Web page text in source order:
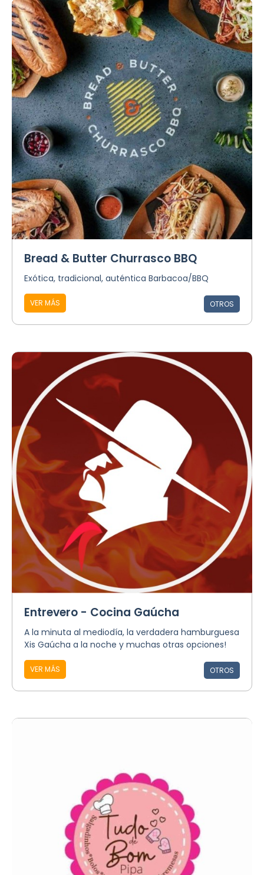
Bread & Butter Churrasco BBQ
Exótica, tradicional, auténtica Barbacoa/BBQ
VER MÁS OTROS
Entrevero - Cocina Gaúcha
A la minuta al mediodía, la verdadera hamburguesa
Xis Gaúcha a la noche y muchas otras opciones!
VER MÁS OTROS